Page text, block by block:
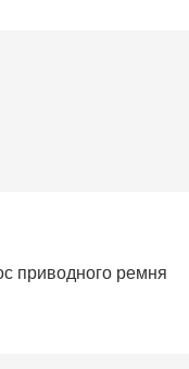
приводного ремня